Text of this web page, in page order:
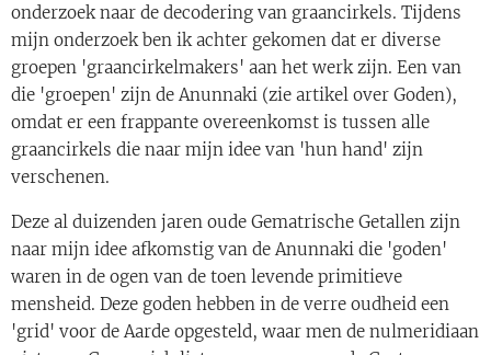
onderzoek naar de decodering van graancirkels. Tijdens
mijn onderzoek ben ik achter gekomen dat er diverse
groepen 'graancirkelmakers' aan het werk zijn. Een van
die 'groepen' zijn de Anunnaki (zie artikel over Goden),
omdat er een frappante overeenkomst is tussen alle
graancirkels die naar mijn idee van 'hun hand' zijn
verschenen.
Deze al duizenden jaren oude Gematrische Getallen zijn
naar mijn idee afkomstig van de Anunnaki die 'goden'
waren in de ogen van de toen levende primitieve
mensheid. Deze goden hebben in de verre oudheid een
'grid' voor de Aarde opgesteld, waar men de nulmeridiaan